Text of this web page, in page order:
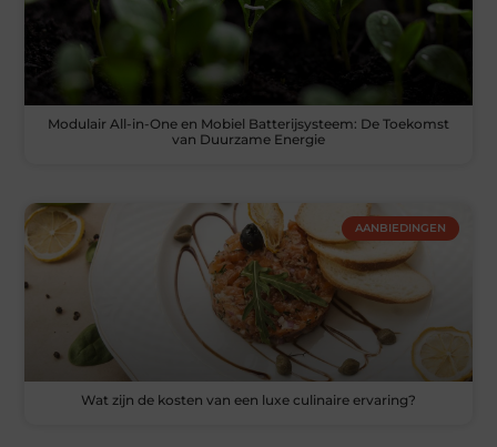
Modulair All-in-One en Mobiel Batterijsysteem: De Toekomst
van Duurzame Energie
AANBIEDINGEN
Wat zijn de kosten van een luxe culinaire ervaring?